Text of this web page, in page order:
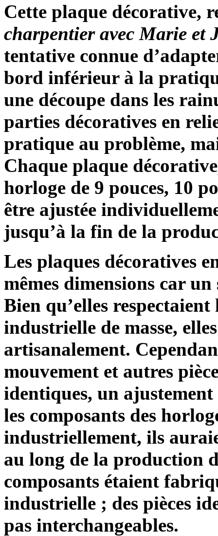
Cette plaque décorative,
charpentier avec Marie et
tentative connue
bord inférieur à la
une découpe dans les
parties décoratives en
pratique au problème,
Chaque plaque
horloge de 9 pouces, 10
être ajustée
jusqu’à la fin de la
Les plaques décoratives
mêmes dimensions car
Bien qu’elles
industrielle de masse,
artisanalement.
mouvement et autres
identiques, un
les composants des
industriellement, ils
au long de la production
composants étaient
industrielle ; des pièces
pas interchangeables.